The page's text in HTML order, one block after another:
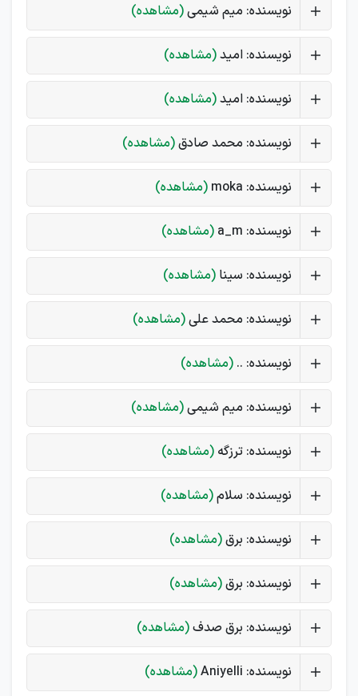
نویسنده: میم شیمی(مشاهده)
نویسنده: امید(مشاهده)
نویسنده: امید(مشاهده)
نویسنده: محمد صادق(مشاهده)
نویسنده: moka (مشاهده)
نویسنده: a_m (مشاهده)
نویسنده: سینا (مشاهده)
نویسنده: محمد علی(مشاهده)
نویسنده: .. (مشاهده)
نویسنده: میم شیمی(مشاهده)
نویسنده: ترزگه (مشاهده)
نویسنده: سلام(مشاهده)
نویسنده: برق(مشاهده)
نویسنده: برق(مشاهده)
نویسنده: برق صدف(مشاهده)
نویسنده: Aniyelli (مشاهده)